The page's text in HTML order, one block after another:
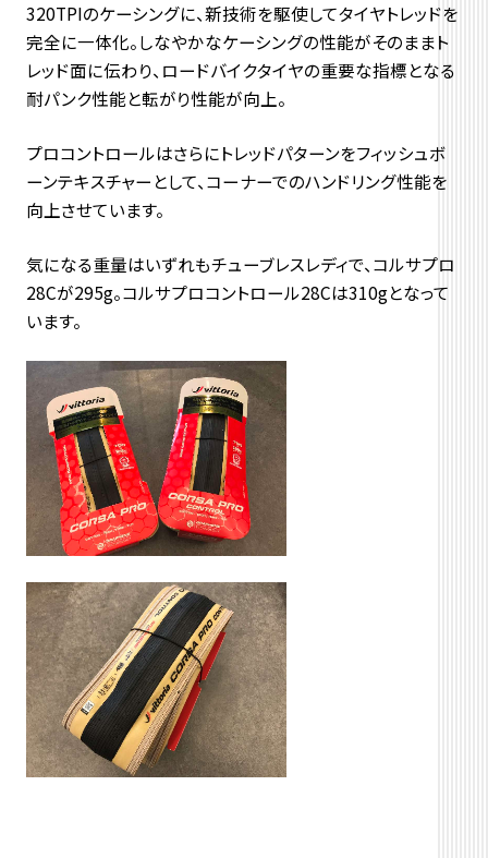
320TPIのケーシングに、新技術を駆使してタイヤトレッドを
完全に一体化。しなやかなケーシングの性能がそのままト
レッド面に伝わり、ロードバイクタイヤの重要な指標となる
耐パンク性能と転がり性能が向上。
プロコントロールはさらにトレッドパターンをフィッシュボ
ーンテキスチャーとして、コーナーでのハンドリング性能を
向上させています。
気になる重量はいずれもチューブレスレディで、コルサプロ
28Cが295g。コルサプロコントロール28Cは310gとなって
います。